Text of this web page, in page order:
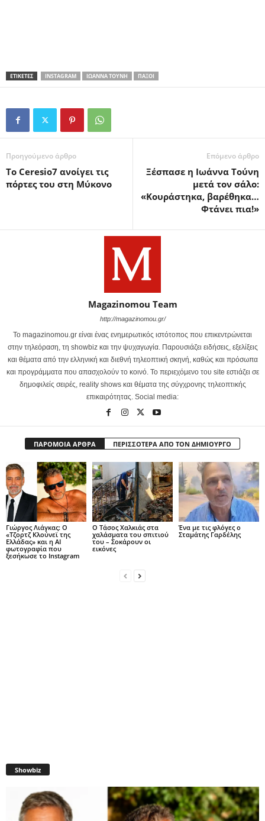
ΕΤΙΚΕΤΕΣ INSTAGRAM ΙΩΆΝΝΑ ΤΟΎΝΗ ΠΑΞΟΊ
Προηγούμενο άρθρο
Το Ceresio7 ανοίγει τις
πόρτες του στη Μύκονο
Επόμενο άρθρο
Ξέσπασε η Ιωάννα Τούνη
μετά τον σάλο:
«Κουράστηκα, βαρέθηκα…
Φτάνει πια!»
Magazinomou Team
http://magazinomou.gr/
Το magazinomou.gr είναι ένας ενημερωτικός ιστότοπος που επικεντρώνεται
στην τηλεόραση, τη showbiz και την ψυχαγωγία. Παρουσιάζει ειδήσεις, εξελίξεις
και θέματα από την ελληνική και διεθνή τηλεοπτική σκηνή, καθώς και πρόσωπα
και προγράμματα που απασχολούν το κοινό. Το περιεχόμενο του site εστιάζει σε
δημοφιλείς σειρές, reality shows και θέματα της σύγχρονης τηλεοπτικής
επικαιρότητας. Social media:
ΠΑΡΟΜΟΙΑ ΑΡΘΡΑ ΠΕΡΙΣΣΟΤΕΡΑ ΑΠΟ ΤΟΝ ΔΗΜΙΟΥΡΓΟ
Γιώργος Λιάγκας: Ο
«Τζορτζ Κλούνεϊ της
Ελλάδας» και η AI
φωτογραφία που
ξεσήκωσε το Instagram
Ο Τάσος Χαλκιάς στα
χαλάσματα του σπιτιού
του – Σοκάρουν οι
εικόνες
Ένα με τις φλόγες ο
Σταμάτης Γαρδέλης
Showbiz